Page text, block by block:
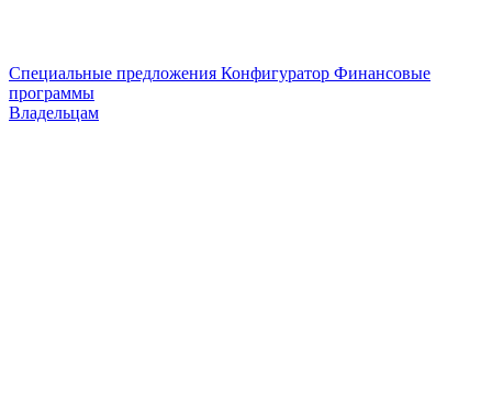
Специальные предложения Конфигуратор Финансовые
программы
Владельцам